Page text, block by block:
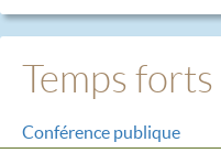
Temps forts
Conférence publique